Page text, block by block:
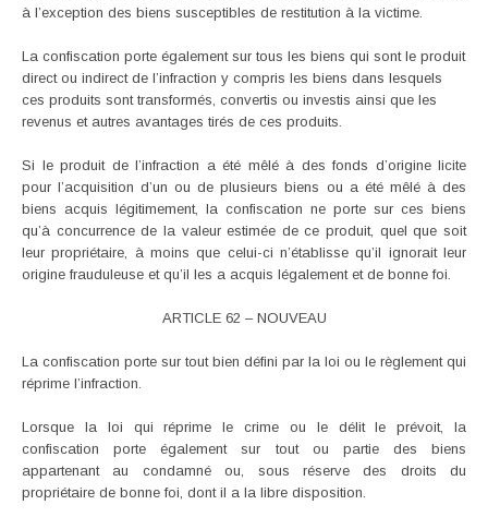
à l’exception des biens susceptibles de restitution à la victime.
La confiscation porte également sur tous les biens qui sont le produit
direct ou indirect de l’infraction y compris les biens dans lesquels
ces produits sont transformés, convertis ou investis ainsi que les
revenus et autres avantages tirés de ces produits.
Si le produit de l’infraction a été mêlé à des fonds d’origine licite
pour l’acquisition d’un ou de plusieurs biens ou a été mêlé à des
biens acquis légitimement, la confiscation ne porte sur ces biens
qu’à concurrence de la valeur estimée de ce produit, quel que soit
leur propriétaire, à moins que celui-ci n’établisse qu’il ignorait leur
origine frauduleuse et qu’il les a acquis légalement et de bonne foi.
ARTICLE 62 – NOUVEAU
La confiscation porte sur tout bien défini par la loi ou le règlement qui
réprime l’infraction.
Lorsque la loi qui réprime le crime ou le délit le prévoit, la
confiscation porte également sur tout ou partie des biens
appartenant au condamné ou, sous réserve des droits du
propriétaire de bonne foi, dont il a la libre disposition.